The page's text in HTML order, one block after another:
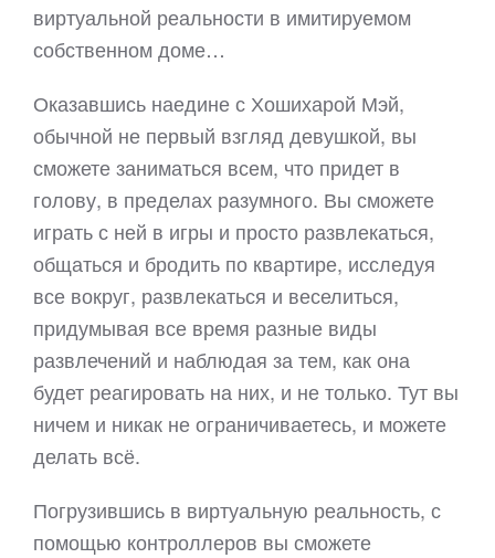
виртуальной реальности в имитируемом
собственном доме…
Оказавшись наедине с Хошихарой Мэй,
обычной не первый взгляд девушкой, вы
сможете заниматься всем, что придет в
голову, в пределах разумного. Вы сможете
играть с ней в игры и просто развлекаться,
общаться и бродить по квартире, исследуя
все вокруг, развлекаться и веселиться,
придумывая все время разные виды
развлечений и наблюдая за тем, как она
будет реагировать на них, и не только. Тут вы
ничем и никак не ограничиваетесь, и можете
делать всё.
Погрузившись в виртуальную реальность, с
помощью контроллеров вы сможете